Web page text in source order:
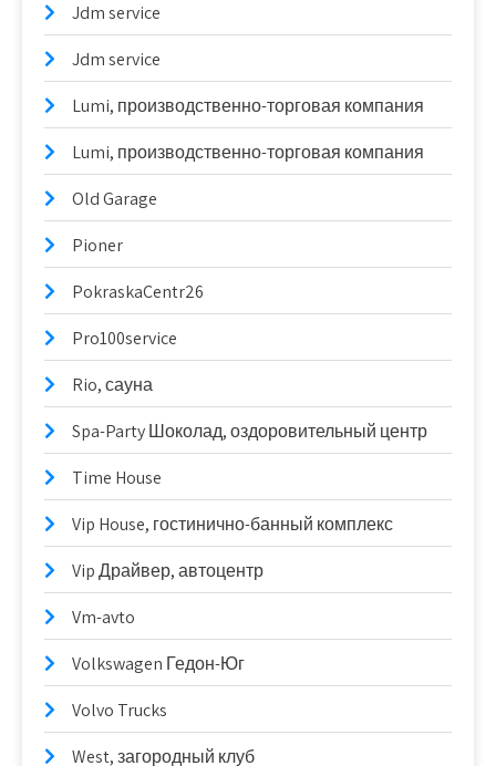
Jdm service
Jdm service
Lumi, производственно-торговая компания
Lumi, производственно-торговая компания
Old Garage
Pioner
PokraskaCentr26
Pro100service
Rio, сауна
Spa-Party Шоколад, оздоровительный центр
Time House
Vip House, гостинично-банный комплекс
Vip Драйвер, автоцентр
Vm-avto
Volkswagen Гедон-Юг
Volvo Trucks
West, загородный клуб